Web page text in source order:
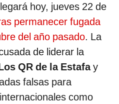
hoy, jueves 22 de
permanecer fugada
del año pasado. La
de liderar la
QR de la Estafay
falsas para
como